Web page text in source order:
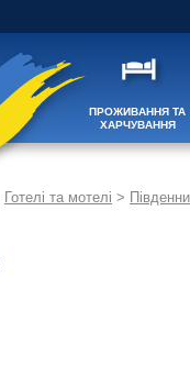
ПРОЖИВАННЯ ТА
ХАРЧУВАННЯ
Готелі та мотелі >